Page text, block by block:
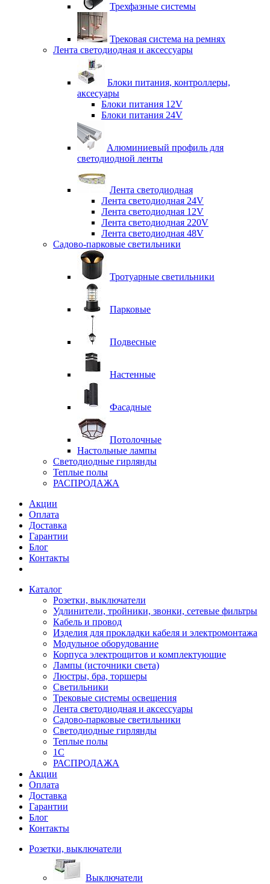
Трехфазные системы
Трековая система на ремнях
Лента светодиодная и аксессуары
Блоки питания, контроллеры,
аксесуары
Блоки питания 12V
Блоки питания 24V
Алюминиевый профиль для
светодиодной ленты
Лента светодиодная
Лента светодиодная 24V
Лента светодиодная 12V
Лента светодиодная 220V
Лента светодиодная 48V
Садово-парковые светильники
Тротуарные светильники
Парковые
Подвесные
Настенные
Фасадные
Потолочные
Настольные лампы
Светодиодные гирлянды
Теплые полы
РАСПРОДАЖА
Акции
Оплата
Доставка
Гарантии
Блог
Контакты
Каталог
Розетки, выключатели
Удлинители, тройники, звонки, сетевые фильтры
Кабель и провод
Изделия для прокладки кабеля и электромонтажа
Модульное оборудование
Корпуса электрощитов и комплектующие
Лампы (источники света)
Люстры, бра, торшеры
Светильники
Трековые системы освещения
Лента светодиодная и аксессуары
Садово-парковые светильники
Светодиодные гирлянды
Теплые полы
1С
РАСПРОДАЖА
Акции
Оплата
Доставка
Гарантии
Блог
Контакты
Розетки, выключатели
Выключатели